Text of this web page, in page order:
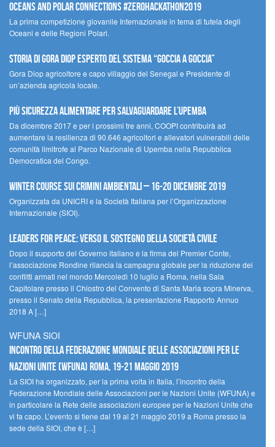
Oceans and Polar Connections #ZEROHackathon2019
La prima competizione giovanile Internazionale in tema di tutela degli
Oceani e delle Regioni Polari.
STORIA DI GORA DIOP ESPERTO DEL SISTEMA “GOCCIA A GOCCIA”
Gora Diop agricoltore e capo villaggio del Senegal e Presidente di
un’azienda agricola locale.
Più sicurezza alimentare per salvaguardare l’Upemba
Da dicembre 2017 e per i prossimi tre anni, COOPI contribuirà ad
aumentare la resilienza di 90.646 agricoltori e allevatori vulnerabili delle
comunità limitrofe al Parco Nazionale di Upemba nella Repubblica
Democratica del Congo.
Winter Course sui Crimini Ambientali – 16-20 Dicembre 2019
Organizzata da UNICRI e la Società Italiana per l’Organizzazione
Internazionale (SIOI).
Leaders for peace: verso il sostegno della società civile
Dopo il supporto del Governo italiano e la firma del Premier Conte,
l’associazione Rondine rilancia la campagna globale per la riduzione dei
conflitti armati nel mondo Mercoledì 10 luglio a Roma, nella Sala
Capitolare presso il Chiostro del Convento di Santa Maria sopra Minerva,
presso il Senato della Repubblica, la presentazione Rapporto Annuo
2018 A […]
WFUNA SIOI
Incontro della Federazione Mondiale delle Associazioni per le
Nazioni Unite (WFUNA) Roma, 19-21 maggio 2019
La SIOI ha organizzato, per la prima volta in Italia, l’incontro della
Federazione Mondiale delle Associazioni per le Nazioni Unite (WFUNA) e
in particolare la Rete delle associazioni europee per le Nazioni Unite che
vi fa capo. L’evento si tiene dal 19 al 21 maggio 2019 a Roma presso la
sede della SIOI, che è […]